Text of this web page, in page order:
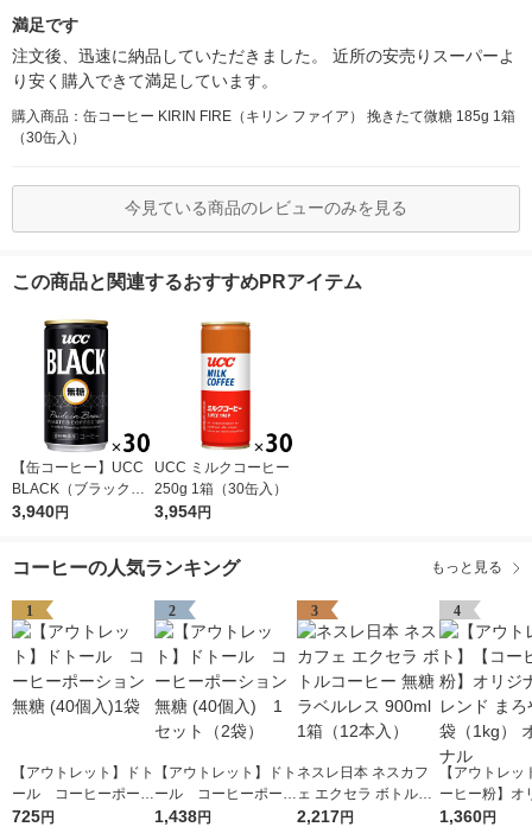
満足です
注文後、迅速に納品していただきました。 近所の安売りスーパーよ
り安く購入できて満足しています。
購入商品：缶コーヒー KIRIN FIRE（キリン ファイア） 挽きたて微糖 185g 1箱
（30缶入）
今見ている商品のレビューのみを見る
この商品と関連するおすすめPRアイテム
【缶コーヒー】UCC
BLACK（ブラック）
無糖 185g 1箱（30缶
3,940円
UCC ミルクコーヒー
250g 1箱（30缶入）
3,954円
コーヒーの人気ランキング もっと見る
1
【アウトレット】ドト
ール コーヒーポーシ
ョン 無糖 (40個入)1袋
725円
2
【アウトレット】ドト
ール コーヒーポーシ
ョン 無糖 (40個入) 1
1,438円
3
ネスレ日本 ネスカフ
ェ エクセラ ボトルコ
ーヒー 無糖 ラベルレ
2,217円
4
【アウトレッ
ーヒー粉】オ
ブレンド ま
1,360円